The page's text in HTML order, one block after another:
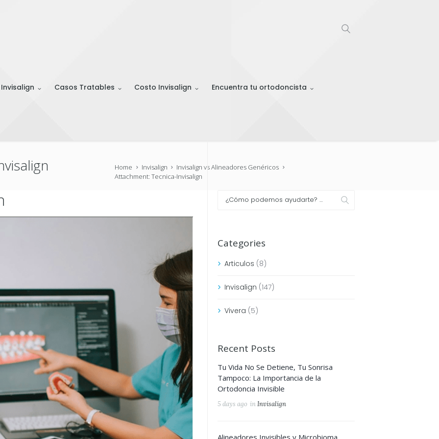
Casos Tratables Costo Invisalign Encuentra tu ortodoncista
Home Invisalign
Invisalign vs Alineadores Genéricos
Attachment: Tecnica-Invisalign
Categories
Articulos (8)
Invisalign (147)
Vivera (5)
Recent Posts
Tu Vida No Se Detiene, Tu Sonrisa
Tampoco: La Importancia de la
Ortodoncia Invisible
5 days ago inInvisalign